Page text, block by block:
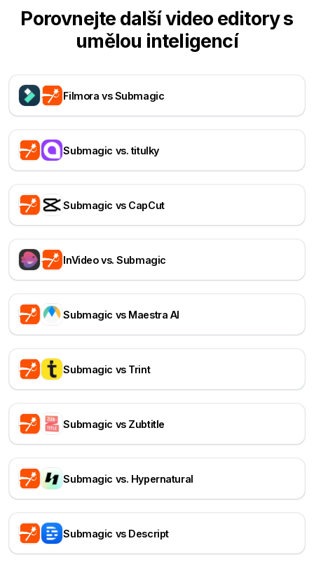
Porovnejte další video editory s
umělou inteligencí
Filmora vs Submagic
Submagic vs. titulky
Submagic vs CapCut
InVideo vs. Submagic
Submagic vs Maestra AI
Submagic vs Trint
Submagic vs Zubtitle
Submagic vs. Hypernatural
Submagic vs Descript